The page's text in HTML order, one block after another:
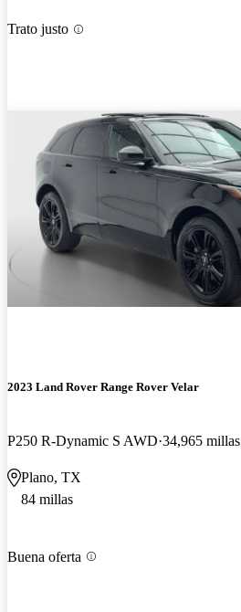
Trato justo
2023 Land Rover Range Rover Velar
P250 R-Dynamic S AWD 34,965 millas
Plano, TX
84 millas
Buena oferta